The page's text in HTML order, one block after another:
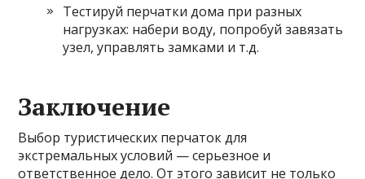
Тестируй перчатки дома при разных
нагрузках: набери воду, попробуй завязать
узел, управлять замками и т.д.
Заключение
Выбор туристических перчаток для
экстремальных условий — серьезное и
ответственное дело. От этого зависит не только